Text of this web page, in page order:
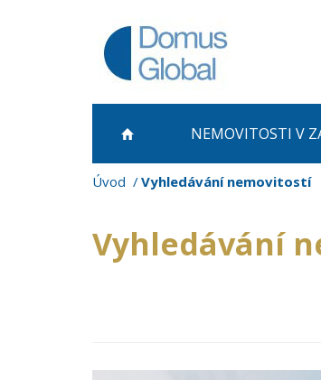
NEMOVITOSTI V
Úvod Vyhledávání nemovitostí
Vyhledávání